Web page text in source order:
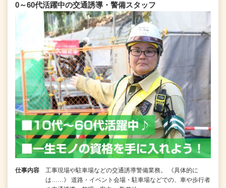
0～60代活躍中の交通誘導・警備スタッフ
仕事内容
工事現場や駐車場などの交通誘導警備業務。 《具体的に
は……》 道路・イベント会場・駐車場などでの、車や歩行者